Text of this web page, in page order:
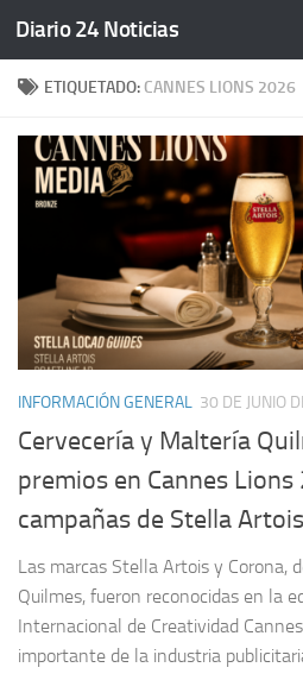
Saltar al contenido
Diario 24 Noticias
ETIQUETADO: CANNES LIONS 2026
INFORMACIÓN GENERAL 30 DE JUNIO
Cervecería y Maltería
premios en Cannes Lions
campañas de Stella
Las marcas Stella Artois y Corona,
Quilmes, fueron reconocidas en la
Internacional de Creatividad
importante de la industria